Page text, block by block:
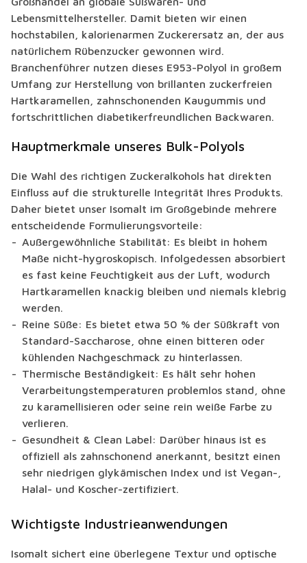
Lebensmittelhersteller. Damit bieten wir einen
hochstabilen, kalorienarmen Zuckerersatz an, der aus
natürlichem Rübenzucker gewonnen wird.
Branchenführer nutzen dieses E953-Polyol in großem
Umfang zur Herstellung von brillanten zuckerfreien
Hartkaramellen, zahnschonenden Kaugummis und
fortschrittlichen diabetikerfreundlichen Backwaren.
Hauptmerkmale unseres Bulk-Polyols
Die Wahl des richtigen Zuckeralkohols hat direkten
Einfluss auf die strukturelle Integrität Ihres Produkts.
Daher bietet unser Isomalt im Großgebinde mehrere
entscheidende Formulierungsvorteile:
Außergewöhnliche Stabilität: Es bleibt in hohem
Maße nicht-hygroskopisch. Infolgedessen absorbiert
es fast keine Feuchtigkeit aus der Luft, wodurch
Hartkaramellen knackig bleiben und niemals klebrig
werden.
Reine Süße: Es bietet etwa 50 % der Süßkraft von
Standard-Saccharose, ohne einen bitteren oder
kühlenden Nachgeschmack zu hinterlassen.
Thermische Beständigkeit: Es hält sehr hohen
Verarbeitungstemperaturen problemlos stand, ohne
zu karamellisieren oder seine rein weiße Farbe zu
verlieren.
Gesundheit & Clean Label: Darüber hinaus ist es
offiziell als zahnschonend anerkannt, besitzt einen
sehr niedrigen glykämischen Index und ist Vegan-,
Halal- und Koscher-zertifiziert.
Wichtigste Industrieanwendungen
Isomalt sichert eine überlegene Textur und optische